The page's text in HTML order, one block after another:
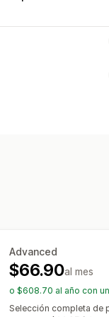
Turquía
para mascotas
Advanced
$66.90al mes
o $608.70 al año con
Selección completa de